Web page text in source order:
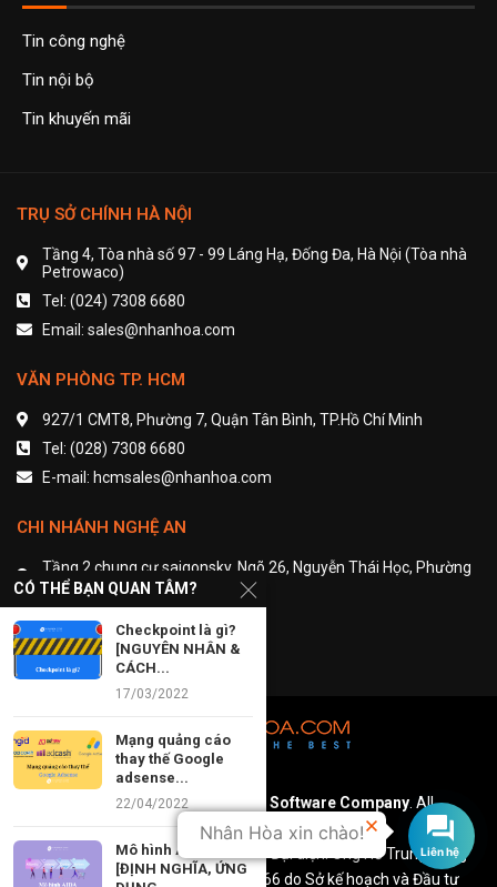
Tin công nghệ
Tin nội bộ
Tin khuyến mãi
TRỤ SỞ CHÍNH HÀ NỘI
Tầng 4, Tòa nhà số 97 - 99 Láng Hạ, Đống Đa, Hà Nội (Tòa nhà
Petrowaco)
Tel: (024) 7308 6680
Email: sales@nhanhoa.com
VĂN PHÒNG TP. HCM
927/1 CMT8, Phường 7, Quận Tân Bình, TP.Hồ Chí Minh
Tel: (028) 7308 6680
E-mail: hcmsales@nhanhoa.com
CHI NHÁNH NGHỆ AN
Tầng 2 chung cư saigonsky, Ngõ 26, Nguyễn Thái Học, Phường
Đội Cung, TP. Vinh, Nghệ An
Email: contact@nhanhoa.com
Copyright © 2002 – 2021Nhan Hoa Software Company. All
Công ty TNHH Phần mềm Nhân Hòa. Đại diện: Ông Hồ Trung Dũng
Giấy phép kinh doanh số: 0101289966 do Sở kế hoạch và Đầu tư
CÓ THỂ BẠN QUAN TÂM?
Checkpoint là gì?
[NGUYÊN NHÂN &
CÁCH...
17/03/2022
Mạng quảng cáo
thay thế Google
adsense...
22/04/2022
Mô hình AIDA
[ĐỊNH NGHĨA, ỨNG
Nhân Hòa xin chào!